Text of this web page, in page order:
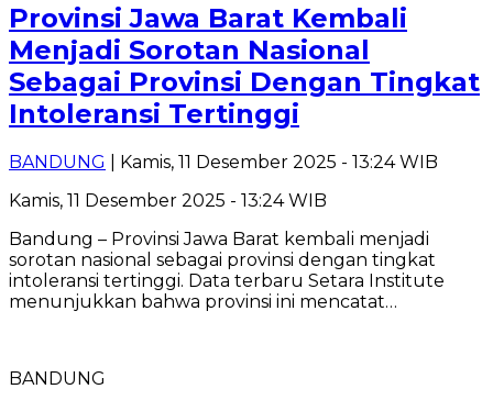
Provinsi Jawa Barat Kembali
Menjadi Sorotan Nasional
Sebagai Provinsi Dengan Tingkat
Intoleransi Tertinggi
BANDUNG
| Kamis, 11 Desember 2025 - 13:24 WIB
Kamis, 11 Desember 2025 - 13:24 WIB
Bandung – Provinsi Jawa Barat kembali menjadi
sorotan nasional sebagai provinsi dengan tingkat
intoleransi tertinggi. Data terbaru Setara Institute
menunjukkan bahwa provinsi ini mencatat…
BANDUNG